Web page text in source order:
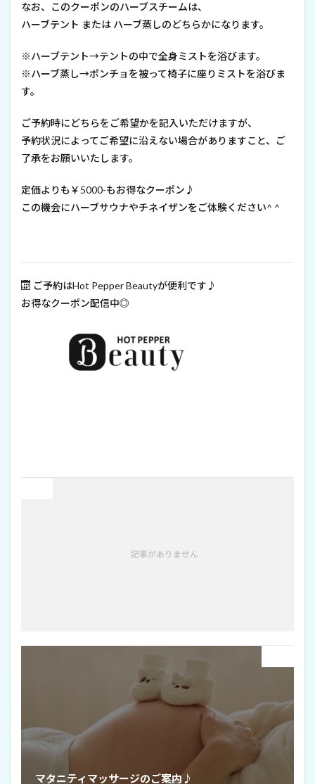
なお、このクーポンのハーブスチームは、
ハーブテント または ハーブ蒸しのどちらかになります。
※ハーブテント→テントの中で全身ミストを浴びます。
※ハーブ蒸し→ポンチョを被って椅子に座りミストを浴びま
す。
ご予約時にどちらをご希望かを記入いただけますが、
予約状況によってご希望に沿えない場合がありますこと、ご
了承をお願いいたします。
定価よりも￥5000-もお得なクーポン♪
この機会にハーブサウナやチネイザンをご体験ください^ ^
ご予約はHot Pepper Beautyが便利です♪
お得なクーポン配信中◎
記事がありません
マタニティマッサージのご案内♪